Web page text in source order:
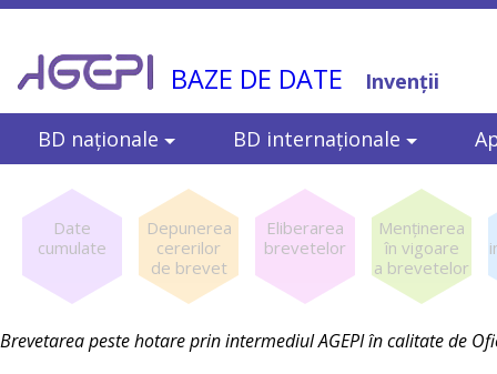
BAZE DE DATE Invenţii
BD naţionale BD internaţionale
Date
cumulate
Depunerea
cererilor
de brevet
Eliberarea
brevetelor
Menţinerea
în vigoare
a brevetelor
Brevetarea peste hotare prin intermediul AGEPI în calitate de